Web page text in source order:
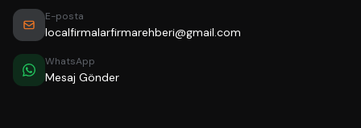
E-posta
localfirmalarfirmarehberi@gmail.com
WhatsApp
Mesaj Gönder